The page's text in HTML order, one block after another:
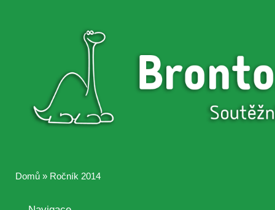
Brontosaurus
Brontosaurus
Domů » Ročník 2014